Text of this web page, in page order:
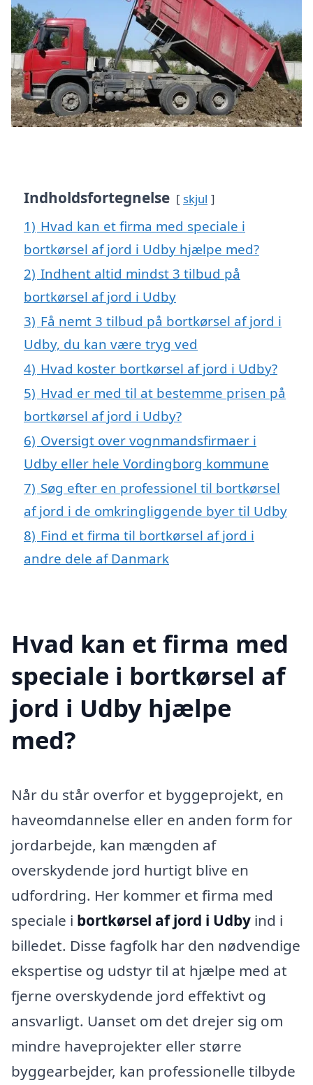
Indholdsfortegnelse skjul
1) Hvad kan et firma med speciale i
bortkørsel af jord i Udby hjælpe med?
2) Indhent altid mindst 3 tilbud på
bortkørsel af jord i Udby
3) Få nemt 3 tilbud på bortkørsel af jord i
Udby, du kan være tryg ved
4) Hvad koster bortkørsel af jord i Udby?
5) Hvad er med til at bestemme prisen på
bortkørsel af jord i Udby?
6) Oversigt over vognmandsfirmaer i
Udby eller hele Vordingborg kommune
7) Søg efter en professionel til bortkørsel
af jord i de omkringliggende byer til Udby
8) Find et firma til bortkørsel af jord i
andre dele af Danmark
Hvad kan et firma med
speciale i bortkørsel af
jord i Udby hjælpe
med?
Når du står overfor et byggeprojekt, en
haveomdannelse eller en anden form for
jordarbejde, kan mængden af
overskydende jord hurtigt blive en
udfordring. Her kommer et firma med
speciale i bortkørsel af jord i Udby ind i
billedet. Disse fagfolk har den nødvendige
ekspertise og udstyr til at hjælpe med at
fjerne overskydende jord effektivt og
ansvarligt. Uanset om det drejer sig om
mindre haveprojekter eller større
byggearbejder, kan professionelle tilbyde